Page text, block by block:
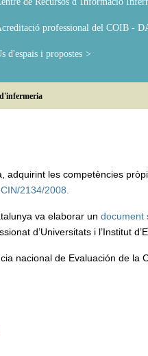
professional del COIB -
d'espais i propostes
les competències
2134/2008.
va elaborar un document
d’Universitats i l’Institut
nacional de Evaluación de la